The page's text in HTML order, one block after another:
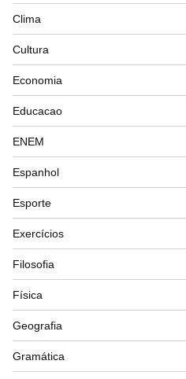
Clima
Cultura
Economia
Educacao
ENEM
Espanhol
Esporte
Exercícios
Filosofia
Física
Geografia
Gramática